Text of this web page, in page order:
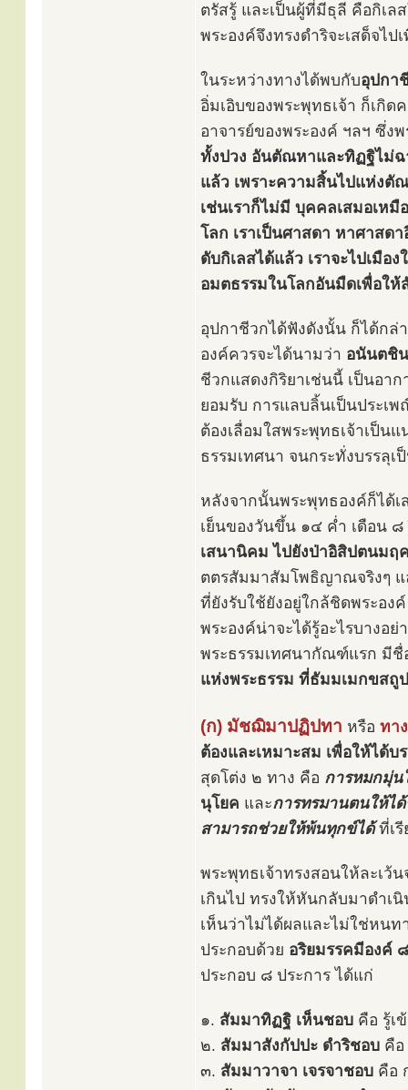
ตรัสรู้ และเป็นผู้ที่มีธุลี คือกิเ
พระองค์จึงทรงดำริจะเสด็จไ
ในระหว่างทางได้พบกับอุปกา
อิ่มเอิบของพระพุทธเจ้า ก็เกิด
อาจารย์ของพระองค์ ฯลฯ ซึ่ง
ทั้งปวง อันตัณหาและทิฏฐิไม่ฉ
แล้ว เพราะความสิ้นไปแห่งตัณ
เช่นเราก็ไม่มี บุคคลเสมอเหมื
โลก เราเป็นศาสดา หาศาสด
ดับกิเลสได้แล้ว เราจะไปเมือ
อมตธรรมในโลกอันมืดเพื่อให้
อุปกาชีวกได้ฟังดังนั้น ก็ได้กล่
องค์ควรจะได้นามว่า อนันตชิ
ชีวกแสดงกิริยาเช่นนี้ เป็นอา
ยอมรับ การแลบลิ้นเป็นประเ
ต้องเลื่อมใสพระพุทธเจ้าเป็น
ธรรมเทศนา จนกระทั่งบรรลุเ
หลังจากนั้นพระพุทธองค์ก็ได้
เย็นของวันขึ้น ๑๔ ค่ำ เดือน
เสนานิคม ไปยังป่าอิสิปตนมฤ
ตตรสัมมาสัมโพธิญาณจริงๆ แ
ที่ยังรับใช้ยังอยู่ใกล้ชิดพระอง
พระองค์น่าจะได้รู้อะไรบางอ
พระธรรมเทศนากัณฑ์แรก มีชื่
แห่งพระธรรม ที่ธัมมเมกขสถูป
(ก) มัชฌิมาปฏิปทา หรือ ทา
ต้องและเหมาะสม เพื่อให้ได้
สุดโต่ง ๒ ทาง คือ การหมกมุ่น
นุโยค และการทรมานตนให้ไ
สามารถช่วยให้พ้นทุกข์ได้ที่เ
พระพุทธเจ้าทรงสอนให้ละเว้
เกินไป ทรงให้หันกลับมาดำเ
เห็นว่าไม่ได้ผลและไม่ใช่หน
ประกอบด้วย อริยมรรคมีองค์ ๘
ประกอบ ๘ ประการ ได้แก่
๑. สัมมาทิฏฐิ เห็นชอบ คือ รู้เ
๒. สัมมาสังกัปปะ ดำริชอบ คือ
๓. สัมมาวาจา เจรจาชอบ คือ